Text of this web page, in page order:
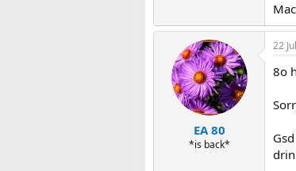
EA 80
*is back*
22
8o